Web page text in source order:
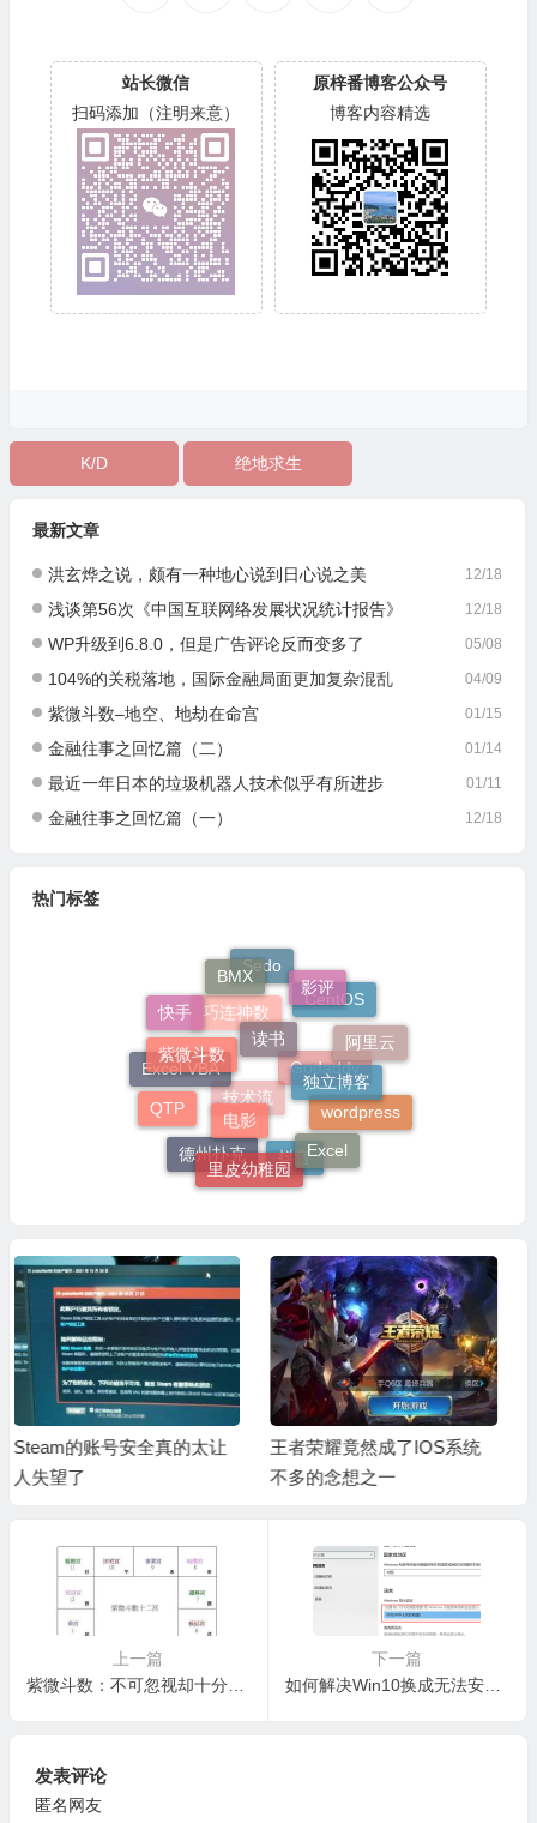
站长微信
扫码添加（注明来意）
原梓番博客公众号
博客内容精选
K/D 绝地求生
最新文章
12/18
洪玄烨之说，颇有一种地心说到日心说之美
12/18
浅谈第56次《中国互联网络发展状况统计报告》
05/08
WP升级到6.8.0，但是广告评论反而变多了
04/09
104%的关税落地，国际金融局面更加复杂混乱
01/15
紫微斗数–地空、地劫在命宫
01/14
金融往事之回忆篇（二）
01/11
最近一年日本的垃圾机器人技术似乎有所进步
12/18
金融往事之回忆篇（一）
热门标签
巧连神数
Sedo
CentOS
Godaddy
技术流
Excel VBA
快手
BMX 影评
阿里云
wordpress
抖音
德州扑克
QTP
紫微斗数
读书
独立博客
Excel
里皮幼稚园
电影
王者荣耀竟然成了IOS系统
不多的念想之一
王者荣耀S22赛季开启原初
法阵，是对快速支援英雄的
上一篇
紫微斗数：不可忽视却十分容易被忽视的兄友线
下一篇
如何解决Win10换成无法安装英文语言包的问题
发表评论
匿名网友